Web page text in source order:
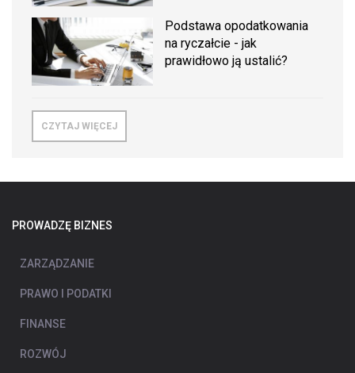
Podstawa opodatkowania
na ryczałcie - jak
prawidłowo ją ustalić?
CZYTAJ WIĘCEJ
PROWADZĘ BIZNES
ZARZĄDZANIE
PRAWO I PODATKI
FINANSE
ROZWÓJ